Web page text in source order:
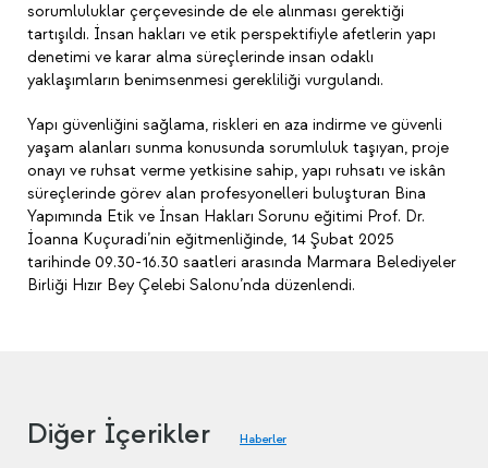
sorumluluklar çerçevesinde de ele alınması gerektiği
tartışıldı. İnsan hakları ve etik perspektifiyle afetlerin yapı
denetimi ve karar alma süreçlerinde insan odaklı
yaklaşımların benimsenmesi gerekliliği vurgulandı.
Yapı güvenliğini sağlama, riskleri en aza indirme ve güvenli
yaşam alanları sunma konusunda sorumluluk taşıyan, proje
onayı ve ruhsat verme yetkisine sahip, yapı ruhsatı ve iskân
süreçlerinde görev alan profesyonelleri buluşturan Bina
Yapımında Etik ve İnsan Hakları Sorunu eğitimi Prof. Dr.
İoanna Kuçuradi’nin eğitmenliğinde, 14 Şubat 2025
tarihinde 09.30-16.30 saatleri arasında Marmara Belediyeler
Birliği Hızır Bey Çelebi Salonu’nda düzenlendi.
Diğer İçerikler Haberler